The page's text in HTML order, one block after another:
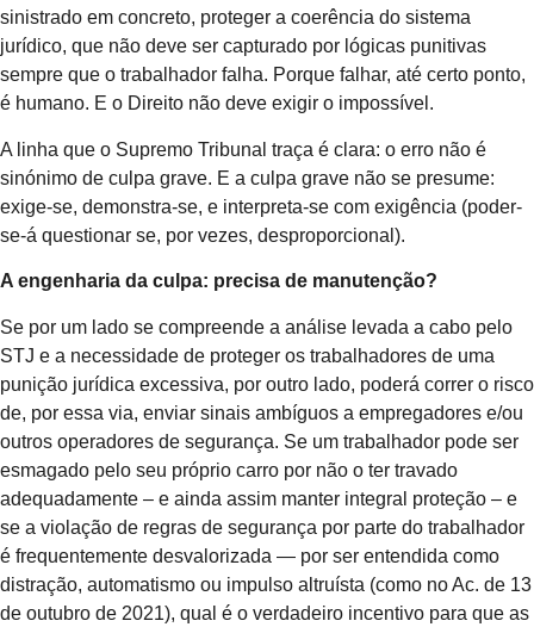
sinistrado em concreto, proteger a coerência do sistema
jurídico, que não deve ser capturado por lógicas punitivas
sempre que o trabalhador falha. Porque falhar, até certo ponto,
é humano. E o Direito não deve exigir o impossível.
A linha que o Supremo Tribunal traça é clara: o erro não é
sinónimo de culpa grave. E a culpa grave não se presume:
exige-se, demonstra-se, e interpreta-se com exigência (poder-
se-á questionar se, por vezes, desproporcional).
A engenharia da culpa: precisa de manutenção?
Se por um lado se compreende a análise levada a cabo pelo
STJ e a necessidade de proteger os trabalhadores de uma
punição jurídica excessiva, por outro lado, poderá correr o risco
de, por essa via, enviar sinais ambíguos a empregadores e/ou
outros operadores de segurança. Se um trabalhador pode ser
esmagado pelo seu próprio carro por não o ter travado
adequadamente – e ainda assim manter integral proteção – e
se a violação de regras de segurança por parte do trabalhador
é frequentemente desvalorizada — por ser entendida como
distração, automatismo ou impulso altruísta (como no Ac. de 13
de outubro de 2021), qual é o verdadeiro incentivo para que as